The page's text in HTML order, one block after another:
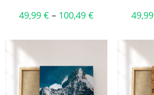
49,99 € – 100,49 € 49,99